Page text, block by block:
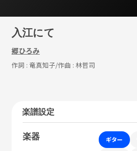
入江にて
郷ひろみ
作詞 : 竜真知子/作曲 : 林哲司
楽譜設定
楽器 ギター